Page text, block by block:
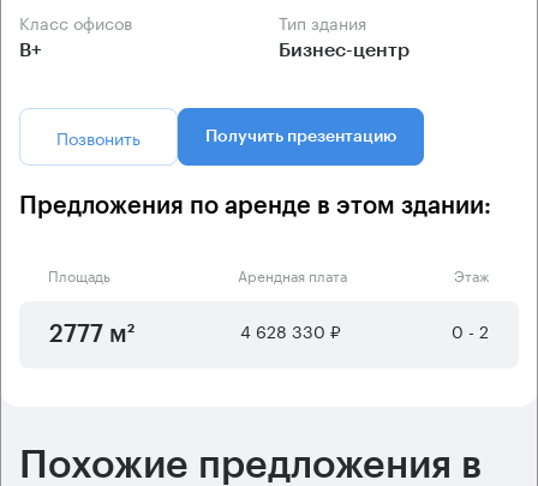
Класс офисов
B+
Тип здания
Бизнес-центр
Позвонить Получить презентацию
Предложения по аренде в этом здании:
Площадь Арендная плата Этаж
2777 м² 4 628 330 ₽ 0 - 2
Похожие предложения в